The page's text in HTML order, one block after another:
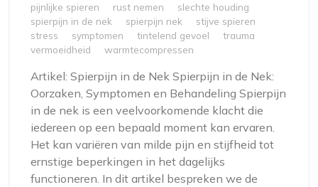
pijnlijke spieren
rust nemen
slechte houding
spierpijn in de nek
spierpijn nek
stijve spieren
stress
symptomen tintelend gevoel
trauma
vermoeidheid
warmtecompressen
Artikel: Spierpijn in de Nek Spierpijn in de Nek:
Oorzaken, Symptomen en Behandeling Spierpijn
in de nek is een veelvoorkomende klacht die
iedereen op een bepaald moment kan ervaren.
Het kan variëren van milde pijn en stijfheid tot
ernstige beperkingen in het dagelijks
functioneren. In dit artikel bespreken we de